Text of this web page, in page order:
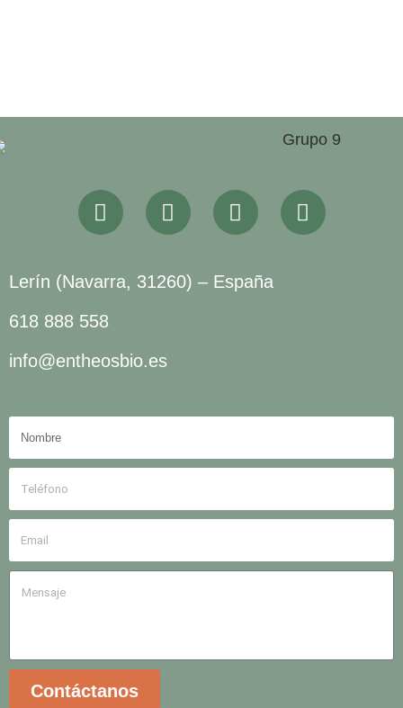
Lerín (Navarra, 31260) – España
618 888 558
info@entheosbio.es
Contáctanos